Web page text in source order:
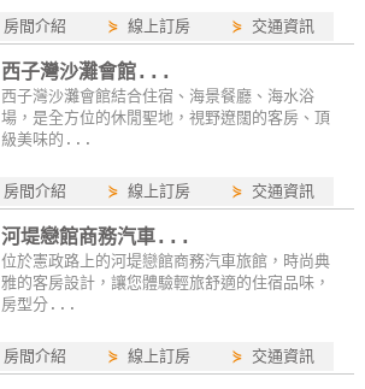
房間介紹 ⋟線上訂房 ⋟ 交通資訊
西子灣沙灘會館...
西子灣沙灘會館結合住宿、海景餐廳、海水浴
場，是全方位的休閒聖地，視野遼闊的客房、頂
級美味的...
房間介紹 ⋟線上訂房 ⋟ 交通資訊
河堤戀館商務汽車...
位於憲政路上的河堤戀館商務汽車旅館，時尚典
雅的客房設計，讓您體驗輕旅舒適的住宿品味，
房型分...
房間介紹 ⋟線上訂房 ⋟ 交通資訊